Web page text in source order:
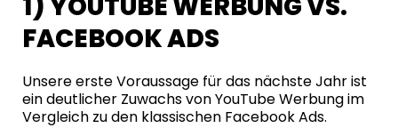
FACEBOOK ADS
Unsere erste Voraussage für das nächste Jahr ist
ein deutlicher Zuwachs von YouTube Werbung im
Vergleich zu den klassischen Facebook Ads.